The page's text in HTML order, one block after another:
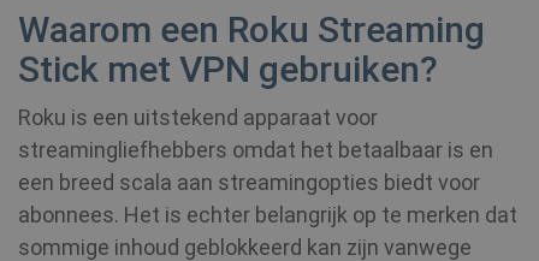
Waarom een Roku Streaming
Stick met VPN gebruiken?
Roku is een uitstekend apparaat voor
streamingliefhebbers omdat het betaalbaar is en
een breed scala aan streamingopties biedt voor
abonnees. Het is echter belangrijk op te merken dat
sommige inhoud geblokkeerd kan zijn vanwege